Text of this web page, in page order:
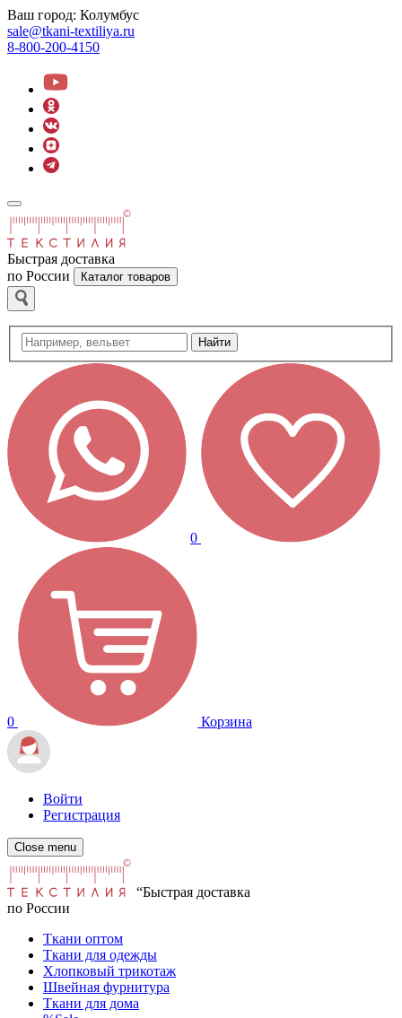
Ваш город: Колумбус
sale@tkani-textiliya.ru
8-800-200-4150
Быстрая доставка
по России
Каталог товаров
Найти
0
0 Корзина
Войти
Регистрация
Close menu
“Быстрая доставка
по России
Ткани оптом
Ткани для одежды
Хлопковый трикотаж
Швейная фурнитура
Ткани для дома